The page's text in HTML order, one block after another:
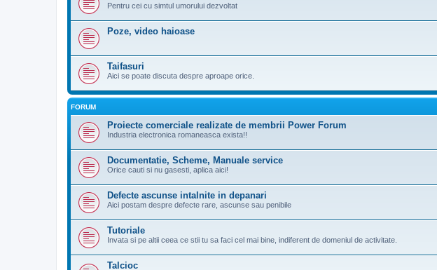
Pentru cei cu simtul umorului dezvoltat
Poze, video haioase
Taifasuri
Aici se poate discuta despre aproape orice.
FORUM
Proiecte comerciale realizate de membrii Power Forum
Industria electronica romaneasca exista!!
Documentatie, Scheme, Manuale service
Orice cauti si nu gasesti, aplica aici!
Defecte ascunse intalnite in depanari
Aici postam despre defecte rare, ascunse sau penibile
Tutoriale
Invata si pe altii ceea ce stii tu sa faci cel mai bine, indiferent de domeniul de activitate.
Talcioc